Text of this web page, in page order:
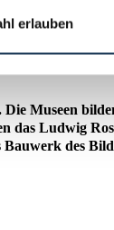
erlauben
Museen
Ludwig
des